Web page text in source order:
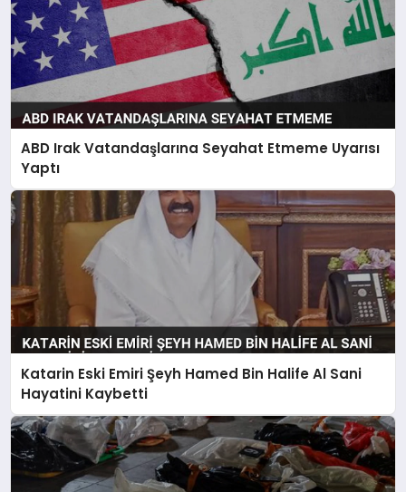
ABD Irak Vatandaşlarına Seyahat Etmeme Uyarısı
Yaptı
Katarin Eski Emiri Şeyh Hamed Bin Halife Al Sani
Hayatini Kaybetti